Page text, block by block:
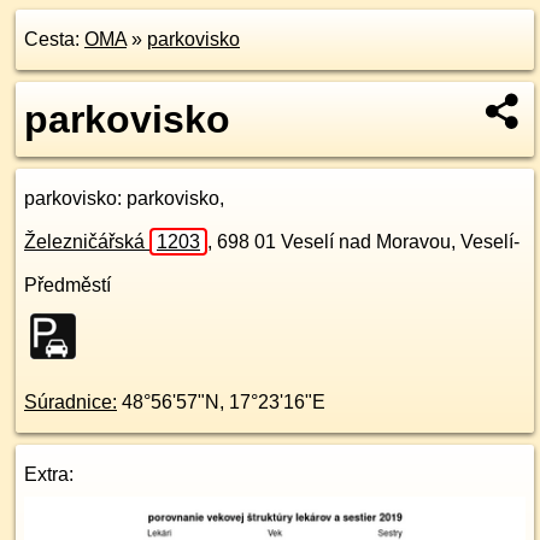
Cesta: OMA» parkovisko
parkovisko
parkovisko: parkovisko,
Železničářská 1203 , 698 01 Veselí nad Moravou, Veselí-
Předměstí
Súradnice: 48°56'57"N , 17°23'16"E
Extra: